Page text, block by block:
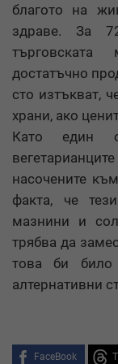
благото на
здраве. За
достатъчно
сто изтъкват,
храни, ако
Като един
насочените
факта, че
мазнини и
трябва да
това би било
алтернативни
FaceBook